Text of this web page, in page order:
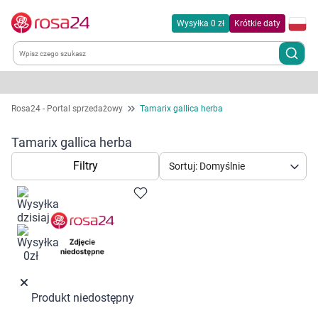
Wysyłka 0 zł Krótkie daty
Kategorie
Chemia gospodarcza
Dla zwierząt
Dom i ogród
Zdrowie
Kobieta w ciąży i mama
Rosa24 - Portal sprzedażowy Tamarix gallica herba
Tamarix gallica herba
Filtry Sortuj: Domyślnie
Produkt niedostępny